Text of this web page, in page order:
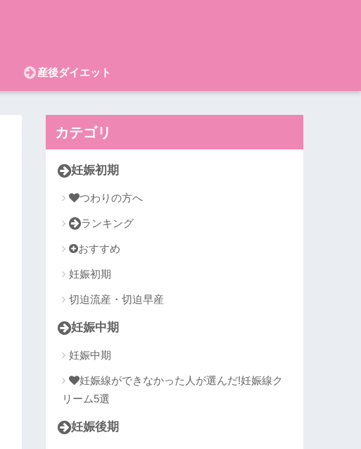
産後ダイエット
カテゴリ
妊娠初期
つわりの方へ
ランキング
おすすめ
妊娠初期
切迫流産・切迫早産
妊娠中期
妊娠中期
妊娠線ができなかった人が選んだ!妊娠線ク
リーム5選
妊娠後期